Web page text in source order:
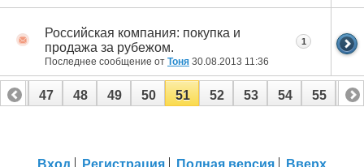
Российская компания: покупка и
продажа за рубежом.
Последнее сообщение от Тоня 30.08.2013 11:36
1
46 47 48 49 50 51 52 53 54 55 56
Вход Регистрация Полная версия Вверх